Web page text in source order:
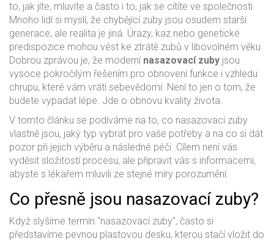
to, jak jíte, mluvíte a často i to, jak se cítíte ve společnosti.
Mnoho lidí si myslí, že chybějící zuby jsou osudem starší
generace, ale realita je jiná. Úrazy, kaz nebo genetické
predispozice mohou vést ke ztrátě zubů v libovolném věku.
Dobrou zprávou je, že moderní nasazovací zuby jsou
vysoce pokročilým řešením pro obnovení funkce i vzhledu
chrupu, které vám vrátí sebevědomí. Není to jen o tom, že
budete vypadat lépe. Jde o obnovu kvality života.
V tomto článku se podíváme na to, co nasazovací zuby
vlastně jsou, jaký typ vybrat pro vaše potřeby a na co si dát
pozor při jejich výběru a následné péči. Cílem není vás
vyděsit složitostí procesu, ale připravit vás s informacemi,
abyste s lékařem mluvili ze stejné míry porozumění.
Co přesně jsou nasazovací zuby?
Když slyšíme termín "nasazovací zuby", často si
představíme pevnou plastovou desku, kterou stačí vložit do